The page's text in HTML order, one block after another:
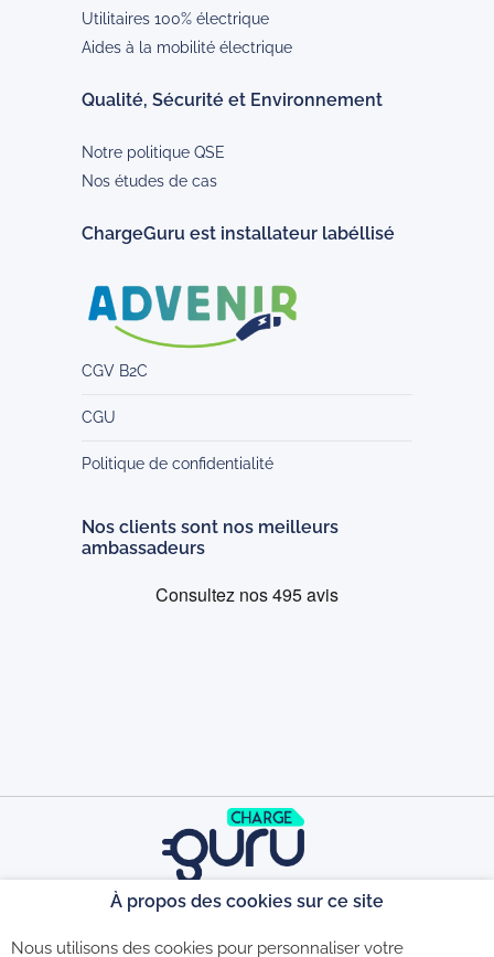
Utilitaires 100% électrique
Aides à la mobilité électrique
Qualité, Sécurité et Environnement
Notre politique QSE
Nos études de cas
ChargeGuru est installateur labéllisé
CGV B2C
CGU
Politique de confidentialité
Nos clients sont nos meilleurs
ambassadeurs
©2026 - CGU - CGV - Politique de
À propos des cookies sur ce site
Nous utilisons des cookies pour personnaliser votre